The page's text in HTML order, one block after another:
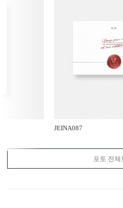
JEINA087
포토 전체